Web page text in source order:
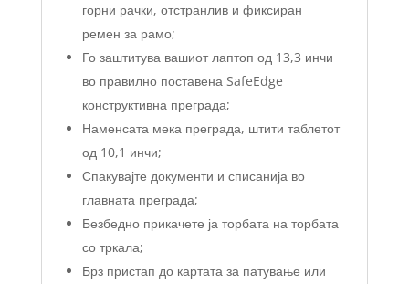
горни рачки, отстранлив и фиксиран
ремен за рамо;
Го заштитува вашиот лаптоп од 13,3 инчи
во правилно поставена SafeEdge
конструктивна преграда;
Наменсата мека преграда, штити таблетот
од 10,1 инчи;
Спакувајте документи и списанија во
главната преграда;
Безбедно прикачете ја торбата на торбата
со тркала;
Брз пристап до картата за патување или